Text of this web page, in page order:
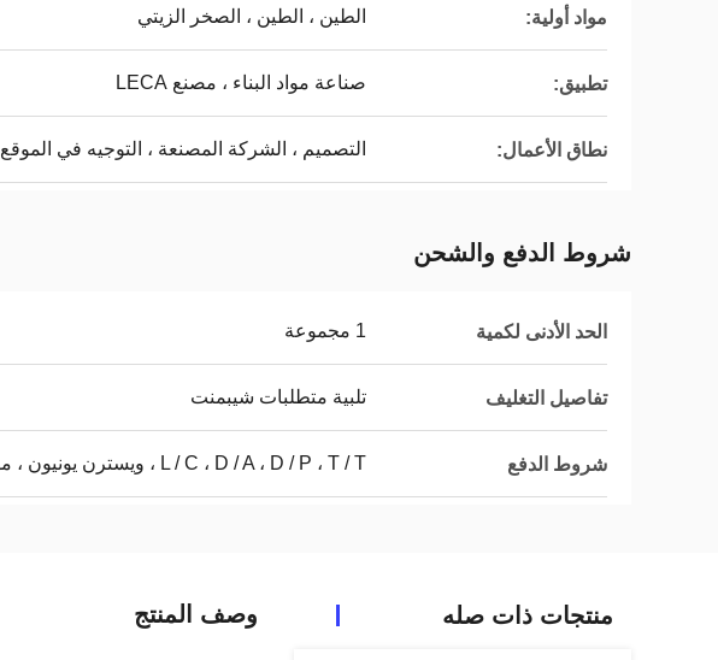
مواد أولية: الطين ، الطين ، الصخر الزيتي
تطبيق: صناعة مواد البناء ، مصنع LECA
نطاق الأعمال: التصميم ، الشركة المصنعة ، التوجيه في الموقع
شروط الدفع والشحن
الحد الأدنى لكمية 1 مجموعة
تفاصيل التغليف تلبية متطلبات شيبمنت
شروط الدفع L / C ، D / A ، D / P ، T / T ، ويسترن يونيون ، موني جرام
منتجات ذات صله وصف المنتج